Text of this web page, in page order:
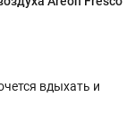
вдыхать и